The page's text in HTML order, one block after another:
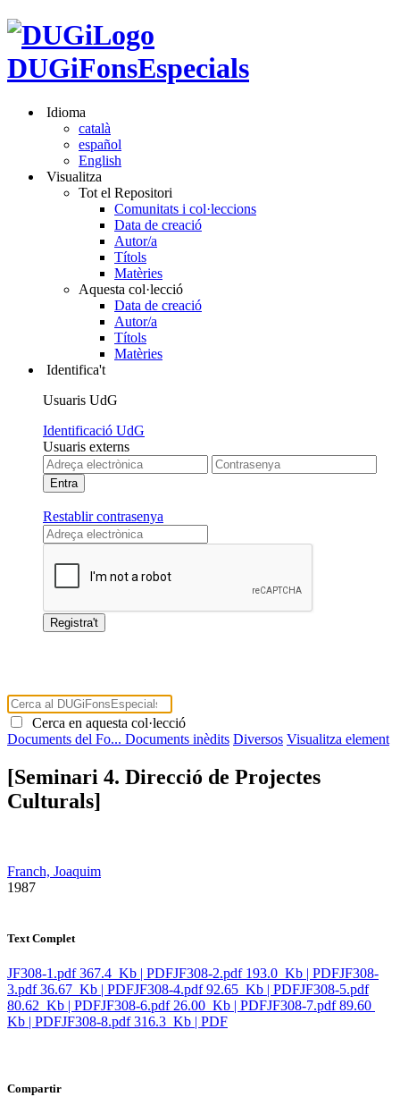
DUGiFonsEspecials
Idioma
català
español
English
Visualitza
Tot el Repositori
Comunitats i col·leccions
Data de creació
Autor/a
Títols
Matèries
Aquesta col·lecció
Data de creació
Autor/a
Títols
Matèries
Identifica't
Usuaris UdG
Identificació UdG
Usuaris externs
Restablir contrasenya
Cerca en aquesta col·lecció
Documents del Fo... Documents inèdits Diversos Visualitza element
[Seminari 4. Direcció de Projectes
Culturals]
Franch, Joaquim
​ 1987
Text Complet
JF308-1.pdf 367.4 Kb | PDFJF308-2.pdf 193.0 Kb | PDFJF308-
3.pdf 36.67 Kb | PDFJF308-4.pdf 92.65 Kb | PDFJF308-5.pdf
80.62 Kb | PDFJF308-6.pdf 26.00 Kb | PDFJF308-7.pdf 89.60
Kb | PDFJF308-8.pdf 316.3 Kb | PDF
Compartir